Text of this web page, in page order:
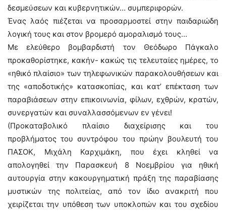
δεσμεύσεων και κυβερνητικών… συμπεριφορών.
Ένας λαός πιέζεται να προσαρμοστεί στην παιδαριώδη
λογική τους και στον βρομερό αμοραλισμό τους…
Με ελεύθερο βομβαρδιστή τον Θεόδωρο Πάγκαλο
προκαθορίστηκε, κακήν- κακώς τις τελευταίες ημέρες, το
«ηθικό πλαίσιο» των τηλεφωνικών παρακολουθήσεων και
της «αποδοτικής» κατασκοπίας, και κατ’ επέκταση των
παραβιάσεων στην επικοινωνία, φίλων, εχθρών, κρατών,
συνεργατών και συναλλασσόμενων εν γένει!
(Προκαταβολικό πλαίσιο διαχείρισης και του
προβλήματος του συντρόφου του πρώην βουλευτή του
ΠΑΣΟΚ, Μιχάλη Καρχιμάκη, που έχει κληθεί να
απολογηθεί την Παρασκευή 8 Νοεμβρίου για ηθική
αυτουργία στην κακουργηματική πράξη της παραβίασης
μυστικών της πολιτείας, από τον ίδιο ανακριτή που
χειρίζεται την υπόθεση των υποκλοπών και του σχεδίου